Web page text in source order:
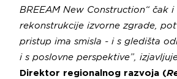
BREEAM New Construction“ čak
rekonstrukcije izvorne zgrade,
pristup ima smisla - i s gledišta
i s poslovne perspektive”,
Direktor regionalnog razvoja (